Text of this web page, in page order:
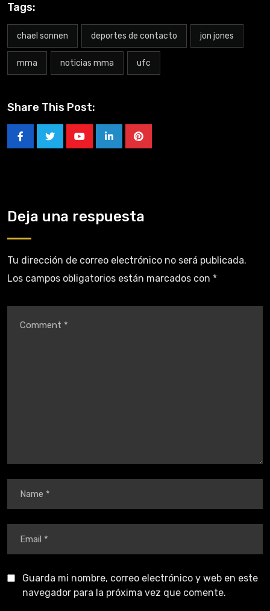
Tags:
chael sonnen deportes de contacto jon jones
mma noticias mma ufc
Share This Post:
Deja una respuesta
Tu dirección de correo electrónico no será publicada.
Los campos obligatorios están marcados con *
Guarda mi nombre, correo electrónico y web en este
navegador para la próxima vez que comente.